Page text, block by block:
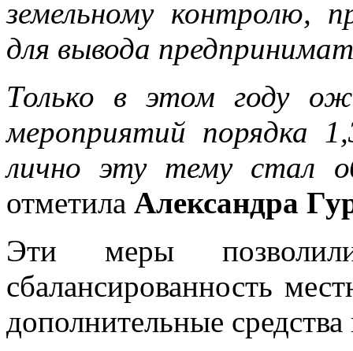
земельному контролю,
для вывода
Только в этом году
мероприятий порядка
лично эту тему стал
отметила Александра
Эти меры
сбалансированность
дополнительные